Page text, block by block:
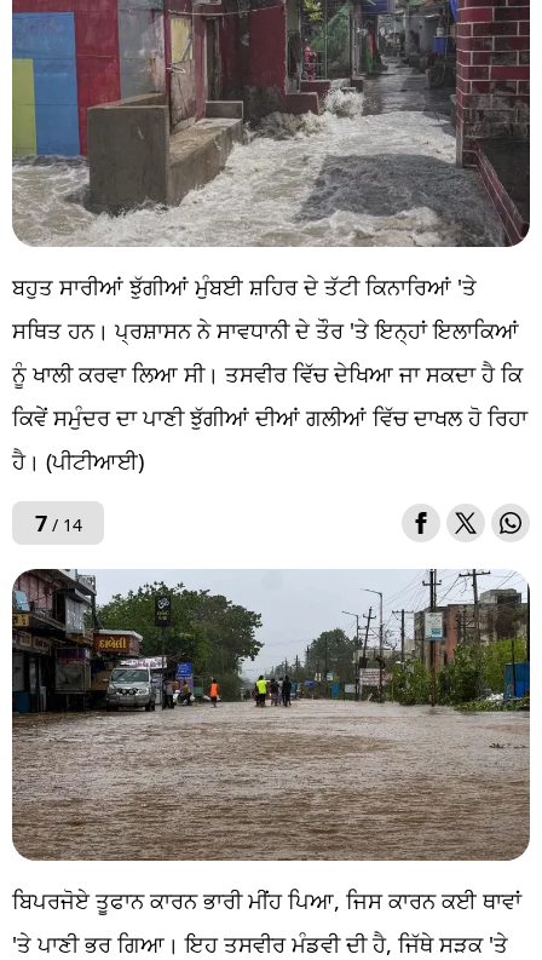
ਬਹੁਤ ਸਾਰੀਆਂ ਝੁੱਗੀਆਂ ਮੁੰਬਈ ਸ਼ਹਿਰ ਦੇ ਤੱਟੀ ਕਿਨਾਰਿਆਂ 'ਤੇ
ਸਥਿਤ ਹਨ। ਪ੍ਰਸ਼ਾਸਨ ਨੇ ਸਾਵਧਾਨੀ ਦੇ ਤੌਰ 'ਤੇ ਇਨ੍ਹਾਂ ਇਲਾਕਿਆਂ
ਨੂੰ ਖਾਲੀ ਕਰਵਾ ਲਿਆ ਸੀ। ਤਸਵੀਰ ਵਿੱਚ ਦੇਖਿਆ ਜਾ ਸਕਦਾ ਹੈ ਕਿ
ਕਿਵੇਂ ਸਮੁੰਦਰ ਦਾ ਪਾਣੀ ਝੁੱਗੀਆਂ ਦੀਆਂ ਗਲੀਆਂ ਵਿੱਚ ਦਾਖਲ ਹੋ ਰਿਹਾ
ਹੈ। (ਪੀਟੀਆਈ)
7/ 14
ਬਿਪਰਜੋਏ ਤੂਫਾਨ ਕਾਰਨ ਭਾਰੀ ਮੀਂਹ ਪਿਆ, ਜਿਸ ਕਾਰਨ ਕਈ ਥਾਵਾਂ
'ਤੇ ਪਾਣੀ ਭਰ ਗਿਆ। ਇਹ ਤਸਵੀਰ ਮੰਡਵੀ ਦੀ ਹੈ, ਜਿੱਥੇ ਸੜਕ 'ਤੇ